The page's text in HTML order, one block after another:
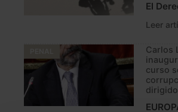
El
Leer
Carlos
curso